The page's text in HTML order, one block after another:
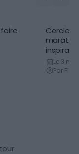
Sport &
Cercle
Le 3
Par